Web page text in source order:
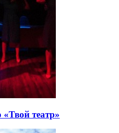
«Твой театр»